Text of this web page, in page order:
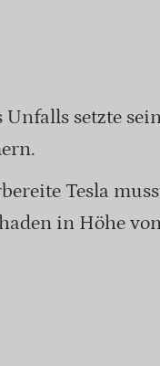
Unfalls setzte
Tesla
in Höhe